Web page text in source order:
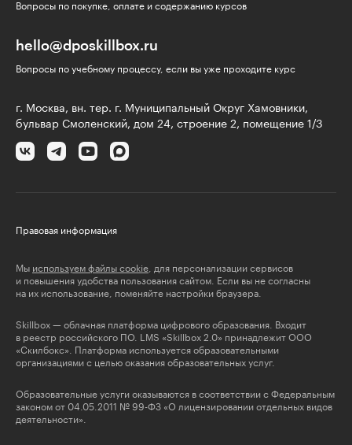
Вопросы по покупке, оплате и содержанию курсов
hello@dposkillbox.ru
Вопросы по учебному процессу, если вы уже проходите курс
г. Москва, вн. тер. г. Муниципальный Округ Хамовники,
бульвар Смоленский, дом 24, строение 2, помещение 1/3
Правовая информация
Мы используем файлы cookie , для персонализации сервисов
и повышения удобства пользования сайтом. Если вы не согласны
на их использование, поменяйте настройки браузера.
Skillbox — облачная платформа цифрового образования. Входит
в реестр российского ПО. LMS «Skillbox 2.0» принадлежит ООО
«Скилбокс». Платформа используется образовательными
организациями с целью оказания образовательных услуг.
Образовательные услуги оказываются в соответствии с Федеральным
законом от 04.05.2011 № 99-ФЗ «О лицензировании отдельных видов
деятельности».